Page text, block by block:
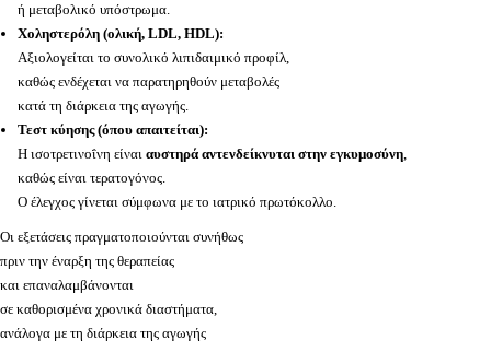
ή μεταβολικό υπόστρωμα.
Χοληστερόλη (ολική, LDL, HDL):
Αξιολογείται το συνολικό λιπιδαιμικό προφίλ,
καθώς ενδέχεται να παρατηρηθούν μεταβολές
κατά τη διάρκεια της αγωγής.
Τεστ κύησης (όπου απαιτείται):
Η ισοτρετινοΐνη είναι αυστηρά αντενδείκνυται στην εγκυμοσύνη,
καθώς είναι τερατογόνος.
Ο έλεγχος γίνεται σύμφωνα με το ιατρικό πρωτόκολλο.
Οι εξετάσεις πραγματοποιούνται συνήθως
πριν την έναρξη της θεραπείας
και επαναλαμβάνονται
σε καθορισμένα χρονικά διαστήματα,
ανάλογα με τη διάρκεια της αγωγής